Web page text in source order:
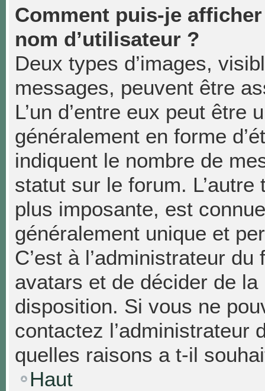
Comment puis-je
nom d’utilisateur ?
Deux types d’images,
messages, peuvent être
L’un d’entre eux peut
généralement en forme
indiquent le nombre de
statut sur le forum.
plus imposante, est
généralement unique et
C’est à l’administrateur
avatars et de décider de
disposition. Si vous ne
contactez l’administrateur
quelles raisons a t-il
Haut